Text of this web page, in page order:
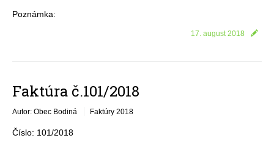
Poznámka:
17. august 2018
Faktúra č.101/2018
Autor: Obec Bodiná Faktúry 2018
Číslo: 101/2018